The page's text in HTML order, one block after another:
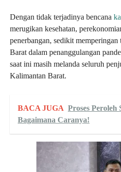
Dengan tidak terjadinya bencana
merugikan kesehatan,
penerbangan, sedikit memperingan
Barat dalam penanggulangan
saat ini masih melanda seluruh
Kalimantan Barat.
BACA JUGA Proses
Bagaimana Caranya!